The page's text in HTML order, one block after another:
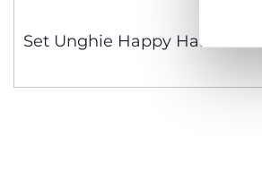
Set Unghie Happy Hands